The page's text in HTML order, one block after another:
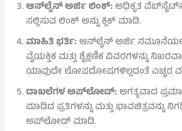
ಆನ್‌ಲೈನ್ ಅರ್ಜಿ ಲಿಂಕ್:ಅಧಿಕೃತ
ಸಲ್ಲಿಸುವ ಲಿಂಕ್ ಅನ್ನು ಕ್ಲಿಕ್ ಮಾಡಿ.
ಮಾಹಿತಿ ಭರ್ತಿ:ಆನ್‌ಲೈನ್ ಅರ್ಜಿ ನಮೂನೆಯಲ್ಲಿ
ವೈಯಕ್ತಿಕ ಮತ್ತು ಶೈಕ್ಷಣಿಕ ವಿವರಗಳನ್ನು
ಯಾವುದೇ ಲೋಪದೋಷಗಳಿಲ್ಲದಂತೆ ಎಚ್ಚರ
ದಾಖಲೆಗಳ ಅಪ್‌ಲೋಡ್:ಅಗತ್ಯವಾದ
ಮಾಡಿದ ಪ್ರತಿಗಳನ್ನು ಮತ್ತು ಭಾವಚಿತ್ರವನ್ನು
ಅಪ್‌ಲೋಡ್ ಮಾಡಿ.